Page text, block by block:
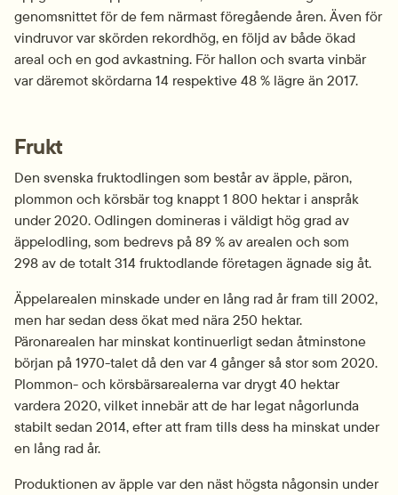
genomsnittet för de fem närmast föregående åren. Även för
vindruvor var skörden rekordhög, en följd av både ökad
areal och en god avkastning. För hallon och svarta vinbär
var däremot skördarna 14 respektive 48 % lägre än 2017.
Frukt
Den svenska fruktodlingen som består av äpple, päron,
plommon och körsbär tog knappt 1 800 hektar i anspråk
under 2020. Odlingen domineras i väldigt hög grad av
äppelodling, som bedrevs på 89 % av arealen och som
298 av de totalt 314 frukt­odlande företagen ägnade sig åt.
Äppelarealen minskade under en lång rad år fram till 2002,
men har sedan dess ökat med nära 250 hektar.
Päronarealen har minskat kontinuerligt sedan åtminstone
början på 1970-talet då den var 4 gånger så stor som 2020.
Plommon- och körsbärsarealerna var drygt 40 hektar
vardera 2020, vilket innebär att de har legat någorlunda
stabilt sedan 2014, efter att fram tills dess ha minskat under
en lång rad år.
Produktionen av äpple var den näst högsta någonsin under